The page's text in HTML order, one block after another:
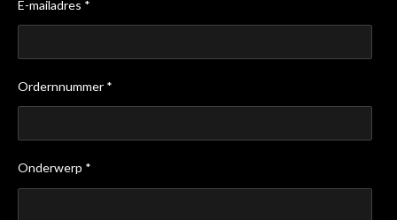
E-mailadres *
Ordernnummer *
Onderwerp *